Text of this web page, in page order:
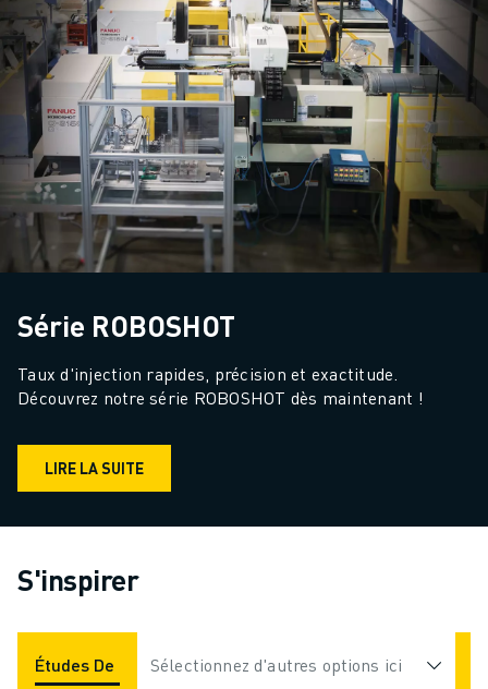
Série ROBOSHOT
Taux d'injection rapides, précision et exactitude.
Découvrez notre série ROBOSHOT dès maintenant !
LIRE LA SUITE
S'inspirer
Études De Cas Applications Industries
Sélectionnez d'autres options ici